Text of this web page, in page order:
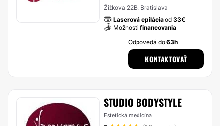
Žižkova 22B, Bratislava
Laserová epilácia od 33€
Možnosti financovania
Odpovedá do63h
KONTAKTOVAŤ
STUDIO BODYSTYLE
Estetická medicína